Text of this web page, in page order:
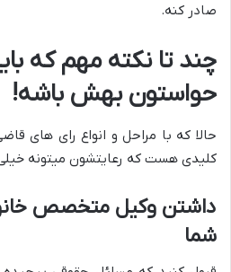
صادر کنه.
چند تا نکته مهم که
حواستون بهش باشه!
حالا که با مراحل و انواع رای های
کلیدی هست که رعایتشون میتونه
داشتن وکیل متخصص
شما